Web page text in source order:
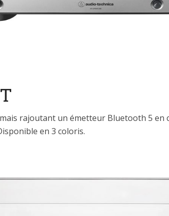
rajoutant un émetteur Bluetooth 5 en
en 3 coloris.